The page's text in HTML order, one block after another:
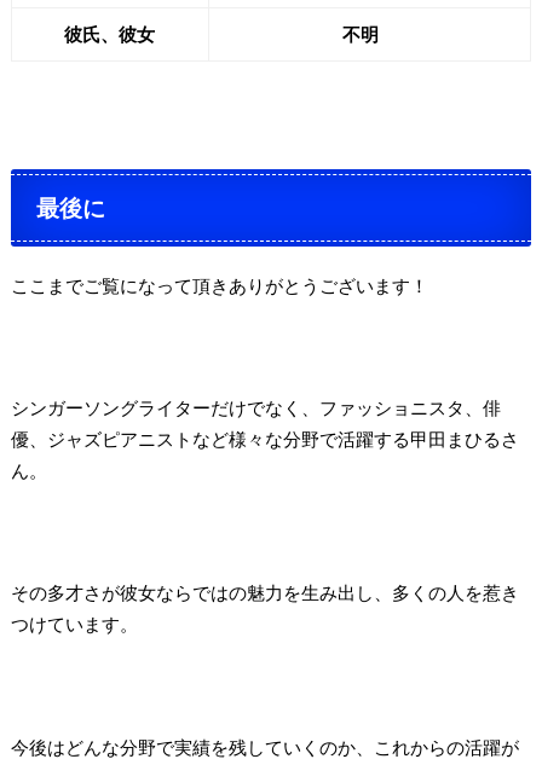
彼氏、彼女 不明
最後に
ここまでご覧になって頂きありがとうございます！
シンガーソングライターだけでなく、ファッショニスタ、俳
優、ジャズピアニストなど様々な分野で活躍する甲田まひるさ
ん。
その多才さが彼女ならではの魅力を生み出し、多くの人を惹き
つけています。
今後はどんな分野で実績を残していくのか、これからの活躍が